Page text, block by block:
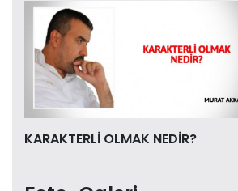
KARAKTERLİ OLMAK NEDİR?